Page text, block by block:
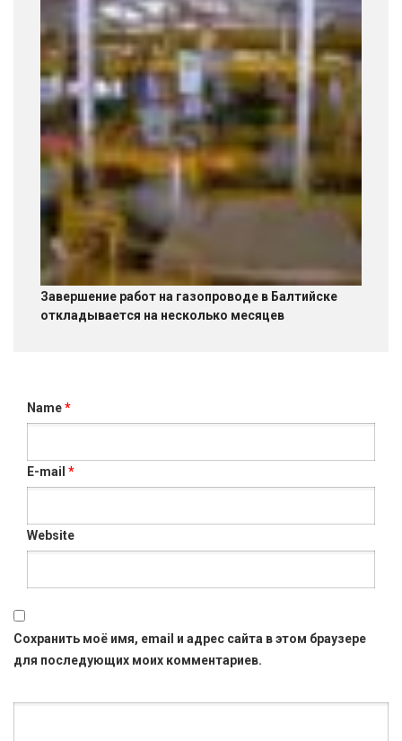
Завершение работ на газопроводе в Балтийске
откладывается на несколько месяцев
Name*
E-mail *
Website
Сохранить моё имя, email и адрес сайта в этом браузере
для последующих моих комментариев.